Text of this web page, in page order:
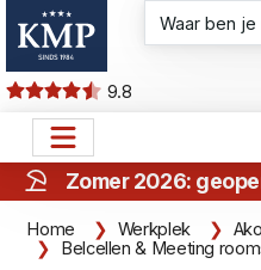
9.8
Zomer 2026:
Home Werkplek
Belcellen & Meeting